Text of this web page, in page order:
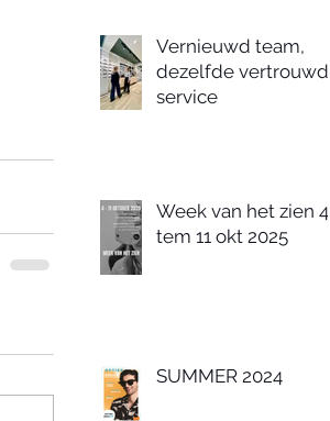
Vernieuwd team,
dezelfde vertrouwde
service
Week van het zien 4
tem 11 okt 2025
SUMMER 2024